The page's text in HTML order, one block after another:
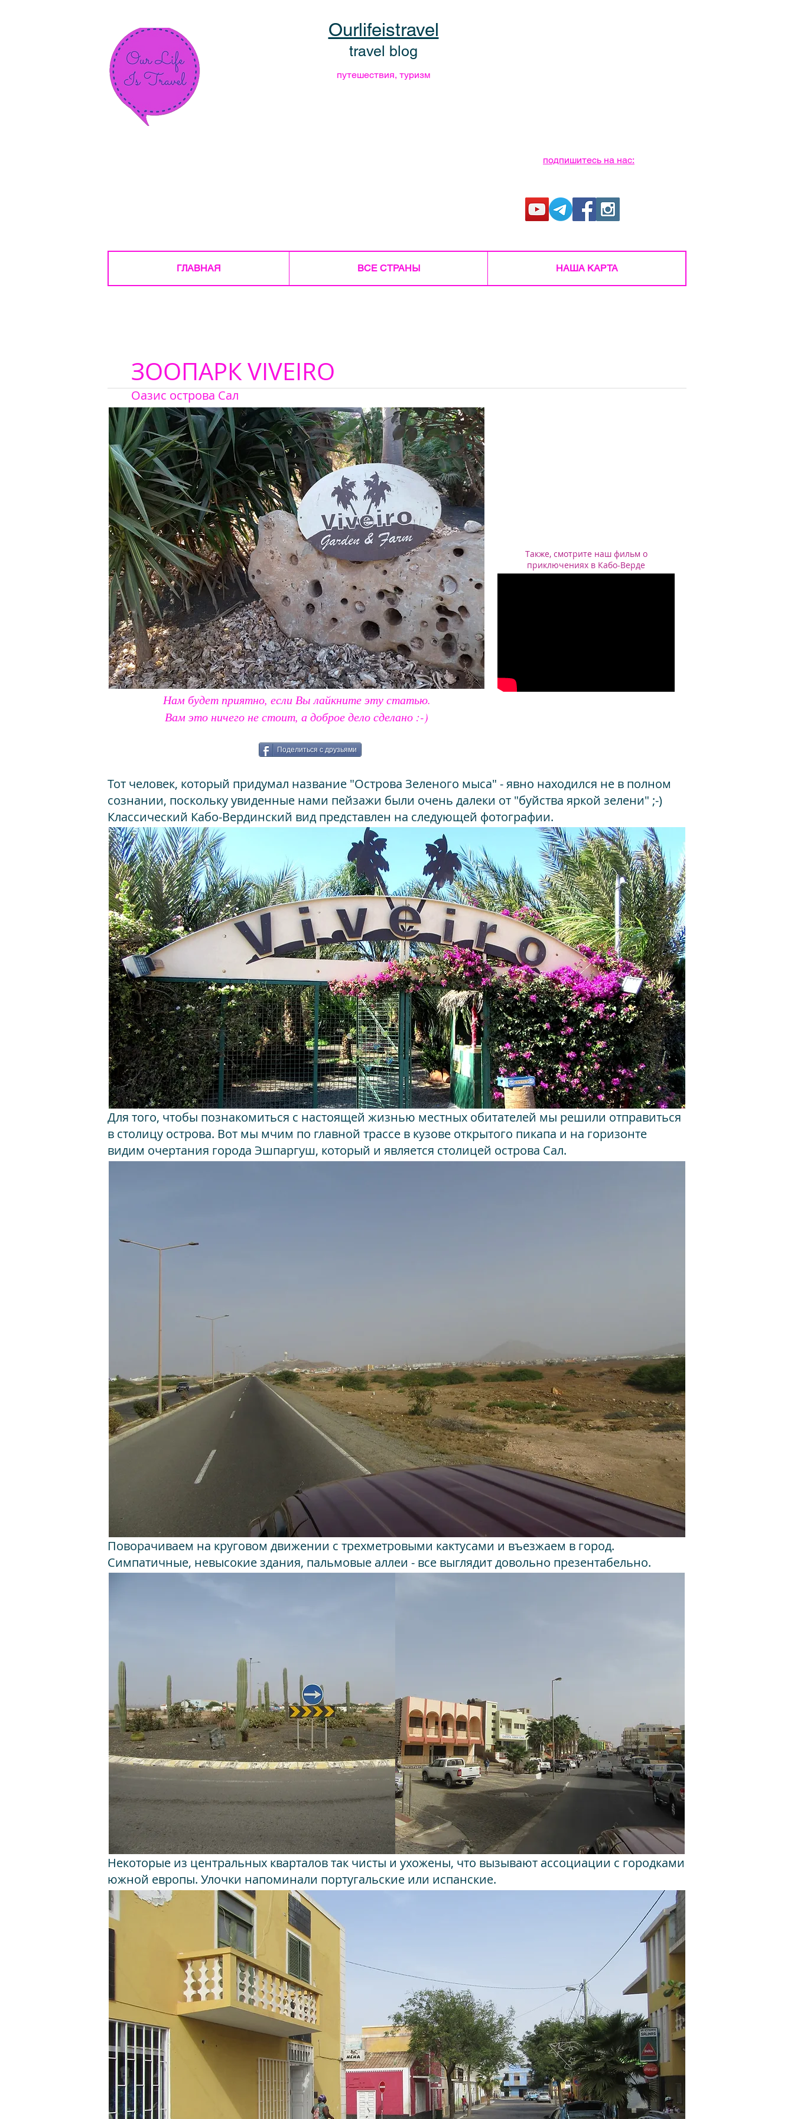
Ourlifeistravel
travel blog
путешествия, туризм
подпишитесь на нас:
ГЛАВНАЯ ВСЕ СТРАНЫ НАША КАРТА
ЗООПАРК VIVEIRO
Оазис острова Сал
Также, смотрите наш фильм о
приключениях в Кабо-Верде
Нам будет приятно, если Вы лайкните эту статью.
Вам это ничего не стоит, а доброе дело сделано :-)
Поделиться с друзьями
Тот человек, который придумал название "Острова Зеленого мыса" - явно находился не в полном
сознании, поскольку увиденные нами пейзажи были очень далеки от "буйства яркой зелени" ;-)
Классический Кабо-Вердинский вид представлен на следующей фотографии.
Для того, чтобы познакомиться с настоящей жизнью местных обитателей мы решили отправиться
в столицу острова. Вот мы мчим по главной трассе в кузове открытого пикапа и на горизонте
видим очертания города Эшпаргуш, который и является столицей острова Сал.
Поворачиваем на круговом движении с трехметровыми кактусами и въезжаем в город.
Симпатичные, невысокие здания, пальмовые аллеи - все выглядит довольно презентабельно.
Некоторые из центральных кварталов так чисты и ухожены, что вызывают ассоциации с городками
южной европы. Улочки напоминали португальские или испанские.